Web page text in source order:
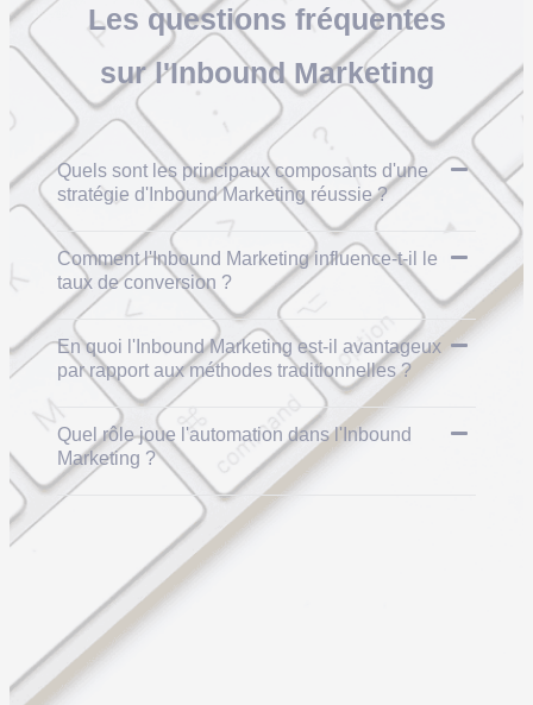
Les questions fréquentes
sur l'Inbound Marketing
Quels sont les principaux composants d'une
stratégie d'Inbound Marketing réussie ?
Comment l'Inbound Marketing influence-t-il le
taux de conversion ?
En quoi l'Inbound Marketing est-il avantageux
par rapport aux méthodes traditionnelles ?
Quel rôle joue l'automation dans l'Inbound
Marketing ?